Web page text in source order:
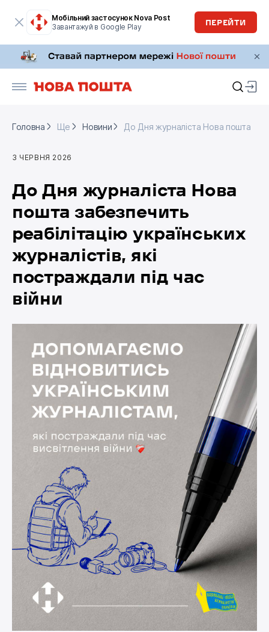
Мобільний застосунок Nova Post
Завантажуй в Google Play
ПЕРЕЙТИ
Головна
Ще Новини До Дня журналіста Нова пошта
3 ЧЕРВНЯ 2026
До Дня журналіста Нова
пошта забезпечить
реабілітацію українських
журналістів, які
постраждали під час
війни